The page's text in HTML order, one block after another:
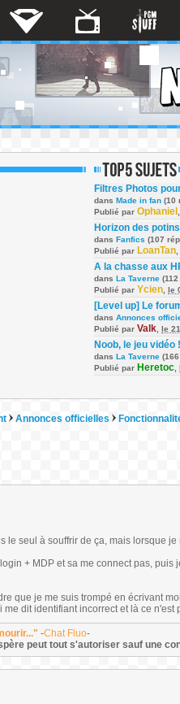
Filtres Photos
dans Made in fan (10
Publié par Ophaniel
Horizon des potins
dans Fanfics (107
Publié par LoanTan
A la chasse aux
dans La Taverne
Publié par Ycien le
[Level up] Le
dans Annonces
Publié par Valk le
Noob, le jeu vidéo !
dans La Taverne
Publié par Heretoc
Annonces officielles
le seul à souffrir de ça, mais lorsque
+ MDP et sa me connect pas, puis
que je me suis trompé en écrivant
dit identifiant incorrect et là ce n'est
-Chat Fluo-
peut tout s'autoriser sauf une